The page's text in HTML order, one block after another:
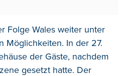
Folge Wales weiter unter
Möglichkeiten. In der 27.
der Gäste, nachdem
gesetzt hatte. Der